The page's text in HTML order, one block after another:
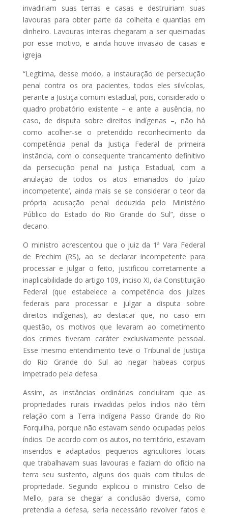
invadiriam suas terras e casas e destruiriam suas
lavouras para obter parte da colheita e quantias em
dinheiro. Lavouras inteiras chegaram a ser queimadas
por esse motivo, e ainda houve invasão de casas e
igreja.
“Legítima, desse modo, a instauração de persecução
penal contra os ora pacientes, todos eles silvícolas,
perante a Justiça comum estadual, pois, considerado o
quadro probatório existente – e ante a ausência, no
caso, de disputa sobre direitos indígenas –, não há
como acolher-se o pretendido reconhecimento da
competência penal da Justiça Federal de primeira
instância, com o consequente ‘trancamento definitivo
da persecução penal na justiça Estadual, com a
anulação de todos os atos emanados do juízo
incompetente’, ainda mais se se considerar o teor da
própria acusação penal deduzida pelo Ministério
Público do Estado do Rio Grande do Sul”, disse o
decano.
O ministro acrescentou que o juiz da 1ª Vara Federal
de Erechim (RS), ao se declarar incompetente para
processar e julgar o feito, justificou corretamente a
inaplicabilidade do artigo 109, inciso XI, da Constituição
Federal (que estabelece a competência dos juízes
federais para processar e julgar a disputa sobre
direitos indígenas), ao destacar que, no caso em
questão, os motivos que levaram ao cometimento
dos crimes tiveram caráter exclusivamente pessoal.
Esse mesmo entendimento teve o Tribunal de Justiça
do Rio Grande do Sul ao negar habeas corpus
impetrado pela defesa.
Assim, as instâncias ordinárias concluíram que as
propriedades rurais invadidas pelos índios não têm
relação com a Terra Indígena Passo Grande do Rio
Forquilha, porque não estavam sendo ocupadas pelos
índios. De acordo com os autos, no território, estavam
inseridos e adaptados pequenos agricultores locais
que trabalhavam suas lavouras e faziam do ofício na
terra seu sustento, alguns dos quais com títulos de
propriedade. Segundo explicou o ministro Celso de
Mello, para se chegar a conclusão diversa, como
pretendia a defesa, seria necessário revolver fatos e